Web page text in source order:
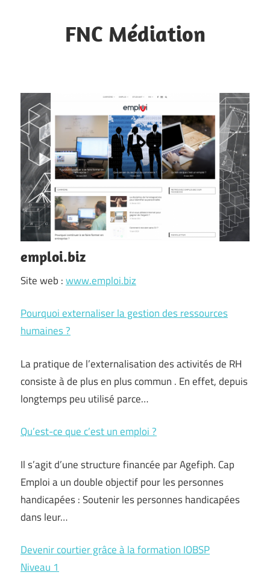
FNC Médiation
circulation
d'informations
emploi.biz
Site web :www.emploi.biz
Pourquoi externaliser la gestion des ressources
humaines ?
La pratique de l’externalisation des activités de RH
consiste à de plus en plus commun . En effet, depuis
longtemps peu utilisé parce…
Qu’est-ce que c’est un emploi ?
Il s’agit d’une structure financée par Agefiph. Cap
Emploi a un double objectif pour les personnes
handicapées : Soutenir les personnes handicapées
dans leur…
Devenir courtier grâce à la formation IOBSP
Niveau 1